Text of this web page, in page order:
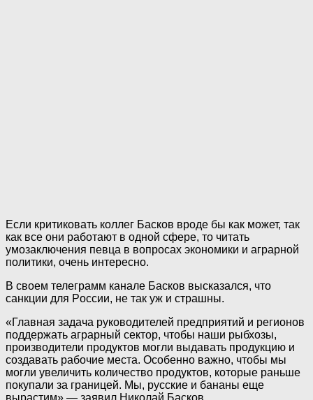
Если критиковать коллег Басков вроде бы как может, так
как все они работают в одной сфере, то читать
умозаключения певца в вопросах экономики и аграрной
политики, очень интересно.
В своем телеграмм канале Басков высказался, что
санкции для Poccии, не так уж и страшны.
«Главная задача руководителей предприятий и регионов
поддержать аграрный сектор, чтобы наши рыбхозы,
производители продуктов могли выдавать продукцию и
создавать рабочие места. Особенно важно, чтобы мы
могли увеличить количество продуктов, которые раньше
покупали за границей. Мы, pyccкие и бананы еще